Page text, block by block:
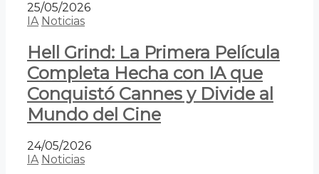
25/05/2026
IA Noticias
Hell Grind: La Primera Película
Completa Hecha con IA que
Conquistó Cannes y Divide al
Mundo del Cine
24/05/2026
IA Noticias